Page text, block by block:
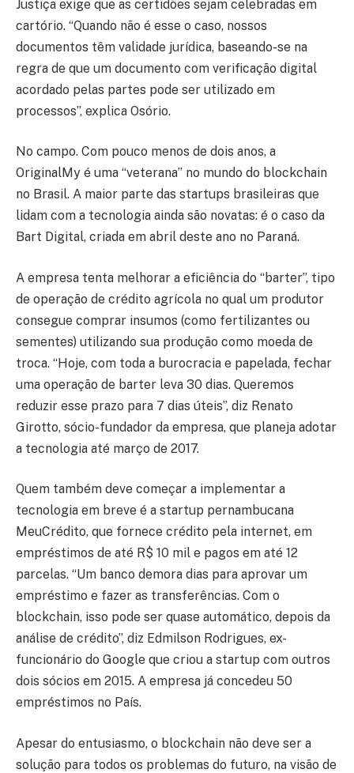
Justiça exige que as certidões sejam celebradas em
cartório. “Quando não é esse o caso, nossos
documentos têm validade jurídica, baseando-se na
regra de que um documento com verificação digital
acordado pelas partes pode ser utilizado em
processos”, explica Osório.
No campo. Com pouco menos de dois anos, a
OriginalMy é uma “veterana” no mundo do blockchain
no Brasil. A maior parte das startups brasileiras que
lidam com a tecnologia ainda são novatas: é o caso da
Bart Digital, criada em abril deste ano no Paraná.
A empresa tenta melhorar a eficiência do “barter”, tipo
de operação de crédito agrícola no qual um produtor
consegue comprar insumos (como fertilizantes ou
sementes) utilizando sua produção como moeda de
troca. “Hoje, com toda a burocracia e papelada, fechar
uma operação de barter leva 30 dias. Queremos
reduzir esse prazo para 7 dias úteis”, diz Renato
Girotto, sócio-fundador da empresa, que planeja adotar
a tecnologia até março de 2017.
Quem também deve começar a implementar a
tecnologia em breve é a startup pernambucana
MeuCrédito, que fornece crédito pela internet, em
empréstimos de até R$ 10 mil e pagos em até 12
parcelas. “Um banco demora dias para aprovar um
empréstimo e fazer as transferências. Com o
blockchain, isso pode ser quase automático, depois da
análise de crédito”, diz Edmilson Rodrigues, ex-
funcionário do Google que criou a startup com outros
dois sócios em 2015. A empresa já concedeu 50
empréstimos no País.
Apesar do entusiasmo, o blockchain não deve ser a
solução para todos os problemas do futuro, na visão de